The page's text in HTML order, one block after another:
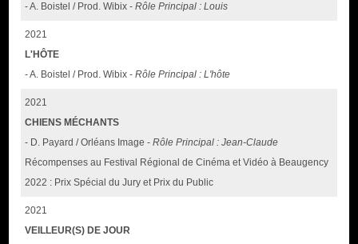
- A. Boistel / Prod. Wibix -Rôle Principal : Louis
2021
L'HÔTE
- A. Boistel / Prod. Wibix -Rôle Principal : L'hôte
2021
CHIENS MÉCHANTS
- D. Payard / Orléans Image -Rôle Principal : Jean-Claude
Récompenses au Festival Régional de Cinéma et Vidéo à Beaugency
2022 : Prix Spécial du Jury et Prix du Public
2021
VEILLEUR(S) DE JOUR